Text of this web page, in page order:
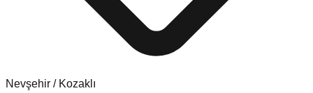
Nevşehir / Kozaklı